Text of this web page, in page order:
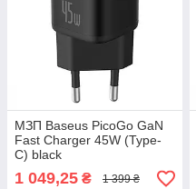
МЗП Baseus PicoGo GaN
Fast Charger 45W (Type-
C) black
1 049,25 ₴ 1 399 ₴